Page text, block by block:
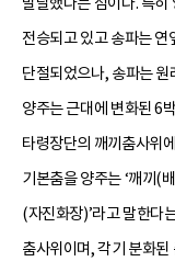
전승되고 있고 송파는 연
단절되었으나, 송파는
양주는 근대에 변화된 6
타령장단의 깨끼춤사위
기본춤을 양주는 ‘깨끼(
(자진화장)’라고 말한다
춤사위이며, 각기 분화된